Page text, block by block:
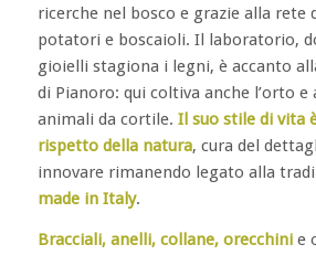
ricerche nel bosco e grazie alla rete
potatori e boscaioli. Il laboratorio,
gioielli stagiona i legni, è accanto
di Pianoro: qui coltiva anche l’orto e
animali da cortile. Il suo stile di vita
rispetto della natura, cura del
innovare rimanendo legato alla
made in Italy.
Bracciali, anelli, collane, orecchinie